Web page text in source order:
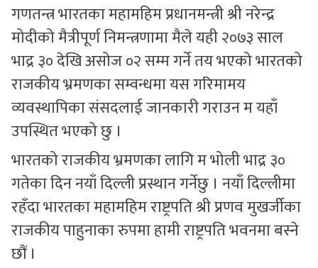
गणतन्त्र भारतका महामहिम प्रधानमन्त्री श्री नरेन्द्र
मोदीको मैत्रीपूर्ण निमन्त्रणामा मैले यही २०७३ साल
भाद्र ३० देखि असोज ०२ सम्म गर्ने तय भएको भारतको
राजकीय भ्रमणका सम्वन्धमा यस गरिमामय
व्यवस्थापिका संसदलाई जानकारी गराउन म यहाँ
उपस्थित भएको छु ।
भारतको राजकीय भ्रमणका लागि म भोली भाद्र ३०
गतेका दिन नयाँ दिल्ली प्रस्थान गर्नेछु । नयाँ दिल्लीमा
रहँदा भारतका महामहिम राष्ट्रपति श्री प्रणव मुखर्जीका
राजकीय पाहुनाका रुपमा हामी राष्ट्रपति भवनमा बस्ने
छौं ।